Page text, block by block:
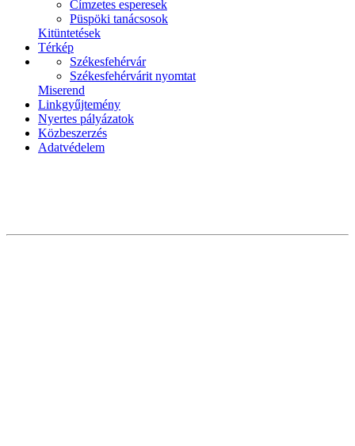
Címzetes esperesek
Püspöki tanácsosok
Kitüntetések
Térkép
Székesfehérvár
Székesfehérvárit nyomtat
Miserend
Linkgyűjtemény
Nyertes pályázatok
Közbeszerzés
Adatvédelem